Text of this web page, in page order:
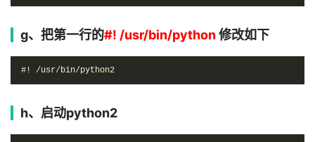
g、把第一行的#! /usr/bin/python修改如下
#! /usr/bin/python2
h、启动python2